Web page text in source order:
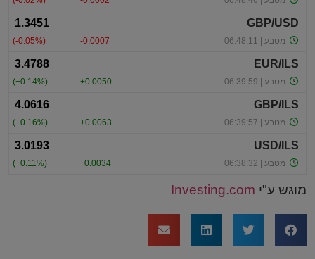
מוגש ע"י Investing.com